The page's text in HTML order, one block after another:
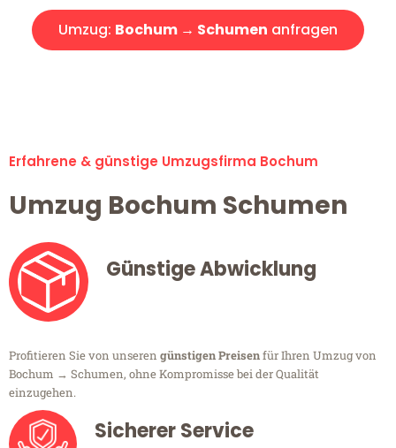
Umzug: Bochum → Schumen anfragen
Erfahrene & günstige Umzugsfirma Bochum
Umzug Bochum Schumen
Günstige Abwicklung
Profitieren Sie von unseren günstigen Preisenfür Ihren Umzug von
Bochum → Schumen, ohne Kompromisse bei der Qualität
einzugehen.
Sicherer Service